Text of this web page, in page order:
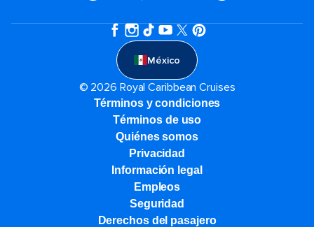
México
© 2026 Royal Caribbean Cruises
Términos y condiciones
Términos de uso
Quiénes somos
Privacidad
Información legal
Empleos
Seguridad
Derechos del pasajero